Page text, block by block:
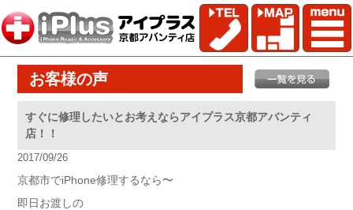
お客様の声
すぐに修理したいとお考えならアイプラス京都アバンティ
店！！
2017/09/26
京都市でiPhone修理するなら〜
即日お渡しの